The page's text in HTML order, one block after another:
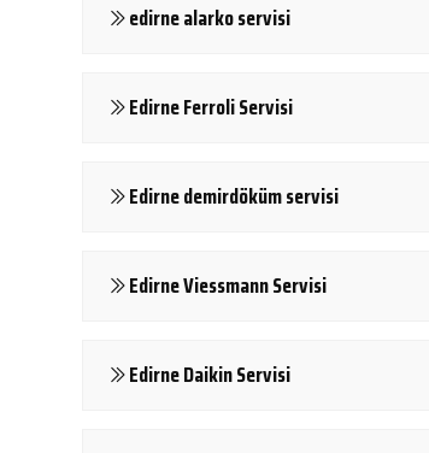
edirne alarko servisi
Edirne Ferroli Servisi
Edirne demirdöküm servisi
Edirne Viessmann Servisi
Edirne Daikin Servisi